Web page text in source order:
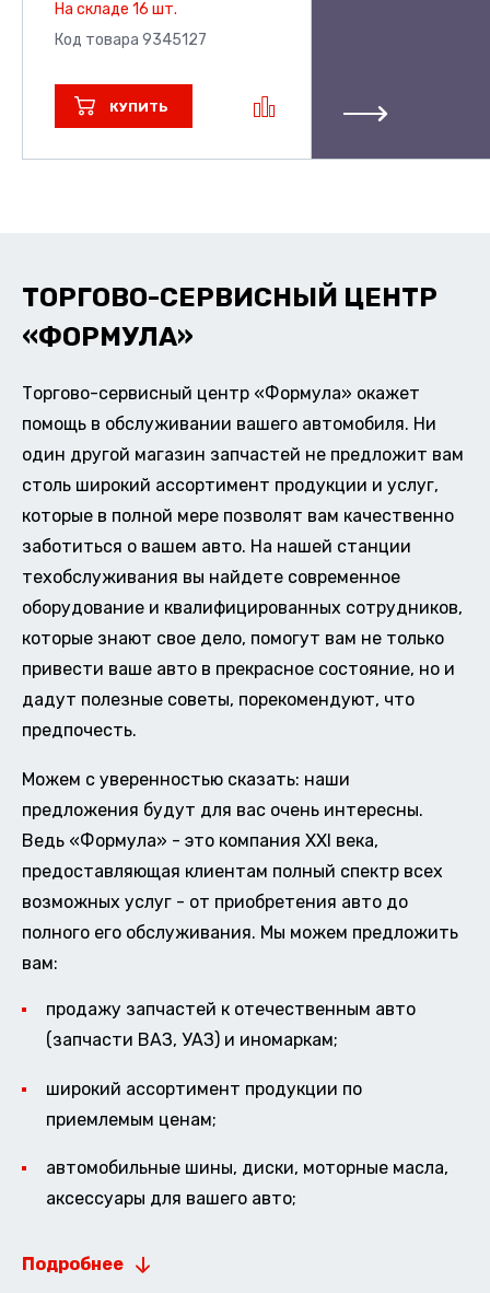
На складе 16 шт.
Код товара 9345127
КУПИТЬ
ТОРГОВО-СЕРВИСНЫЙ ЦЕНТР
«ФОРМУЛА»
Торгово-сервисный центр «Формула» окажет
помощь в обслуживании вашего автомобиля. Ни
один другой магазин запчастей не предложит вам
столь широкий ассортимент продукции и услуг,
которые в полной мере позволят вам качественно
заботиться о вашем авто. На нашей станции
техобслуживания вы найдете современное
оборудование и квалифицированных сотрудников,
которые знают свое дело, помогут вам не только
привести ваше авто в прекрасное состояние, но и
дадут полезные советы, порекомендуют, что
предпочесть.
Можем с уверенностью сказать: наши
предложения будут для вас очень интересны.
Ведь «Формула» - это компания XXI века,
предоставляющая клиентам полный спектр всех
возможных услуг - от приобретения авто до
полного его обслуживания. Мы можем предложить
вам:
продажу запчастей к отечественным авто
(запчасти ВАЗ, УАЗ) и иномаркам;
широкий ассортимент продукции по
приемлемым ценам;
автомобильные шины, диски, моторные масла,
аксессуары для вашего авто;
Подробнее